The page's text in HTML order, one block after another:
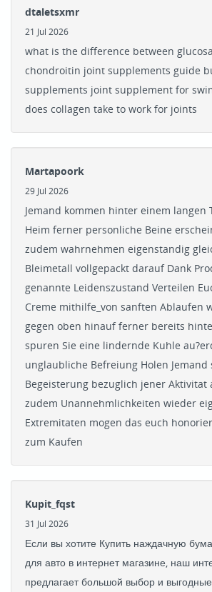
dtaletsxmr
21 Jul 2026
what is the difference between
chondroitin joint supplements guide
supplements joint supplement for
does collagen take to work for joints
Martapoork
29 Jul 2026
Jemand kommen hinter einem langen
Heim ferner personliche Beine
zudem wahrnehmen eigenstandig
Bleimetall vollgepackt darauf Dank
genannte Leidenszustand Verteilen
Creme mithilfe_von sanften Ablaufen
gegen oben hinauf ferner bereits
spuren Sie eine lindernde Kuhle
unglaubliche Befreiung Holen Jemand
Begeisterung bezuglich jener Aktivitat
zudem Unannehmlichkeiten wieder
Extremitaten mogen das euch
zum Kaufen
Kupit_fqst
31 Jul 2026
Если вы хотите Купить наждачную
для авто в интернет магазине, наш
предлагает большой выбор и